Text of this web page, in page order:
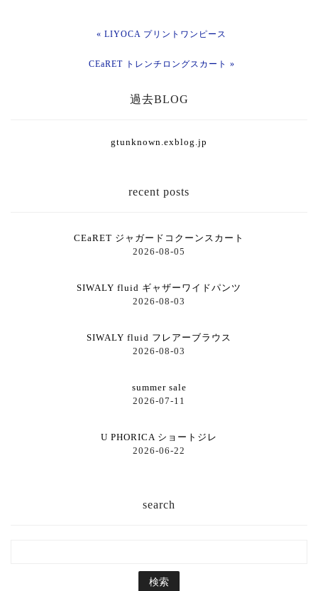
« LIYOCA プリントワンピース
CEaRET トレンチロングスカート »
過去BLOG
gtunknown.exblog.jp
recent posts
CEaRET ジャガードコクーンスカート
2026-08-05
SIWALY fluid ギャザーワイドパンツ
2026-08-03
SIWALY fluid フレアーブラウス
2026-08-03
summer sale
2026-07-11
U PHORICA ショートジレ
2026-06-22
search